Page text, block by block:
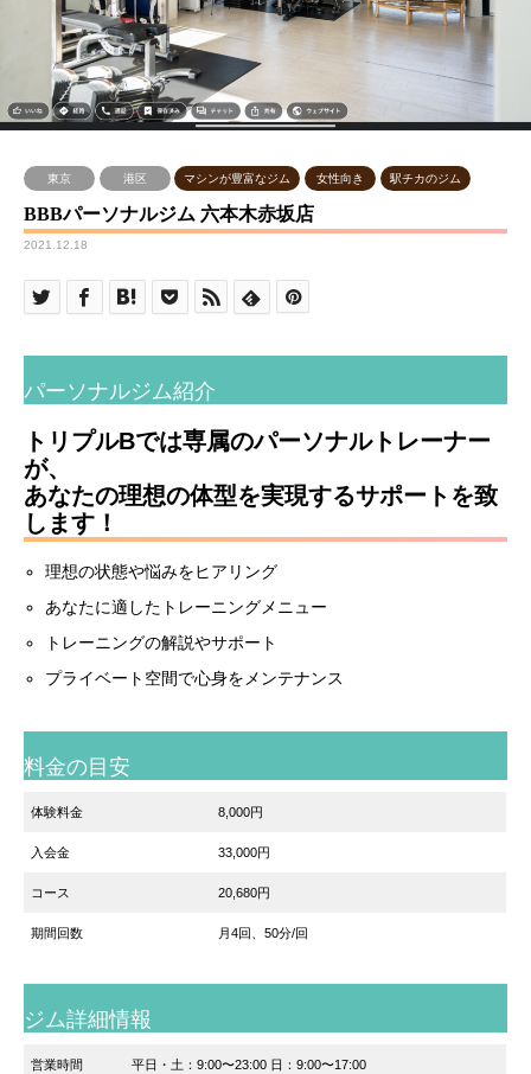
東京 港区 マシンが豊富なジム 女性向き 駅チカのジム
BBBパーソナルジム 六本木赤坂店
2021.12.18
パーソナルジム紹介
トリプルBでは専属のパーソナルトレーナー
が、
あなたの理想の体型を実現するサポートを致
します！
理想の状態や悩みをヒアリング
あなたに適したトレーニングメニュー
トレーニングの解説やサポート
プライベート空間で心身をメンテナンス
料金の目安
体験料金 8,000円
入会金 33,000円
コース 20,680円
期間回数 月4回、50分/回
ジム詳細情報
営業時間 平日・土：9:00〜23:00 日：9:00〜17:00